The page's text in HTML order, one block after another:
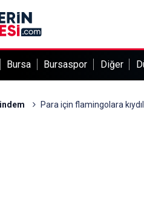
Bursa Bursaspor Diğer
Para için flamingolara